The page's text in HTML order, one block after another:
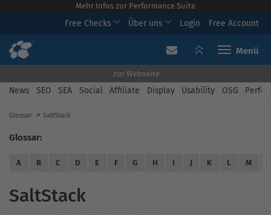
Mehr Infos zur Performance Suite
Free Checks Über uns Login Free Account
Toggle
zur Webseite
News SEO SEA Social Affiliate Display Usability OSG
Glossar SaltStack
Glossar:
A B C D E F G H I J K L M
SaltStack